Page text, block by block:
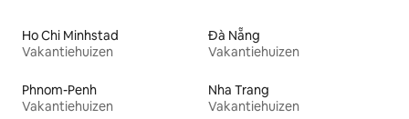
Ho Chi Minhstad
Vakantiehuizen
Đà Nẵng
Vakantiehuizen
Phnom-Penh
Vakantiehuizen
Nha Trang
Vakantiehuizen